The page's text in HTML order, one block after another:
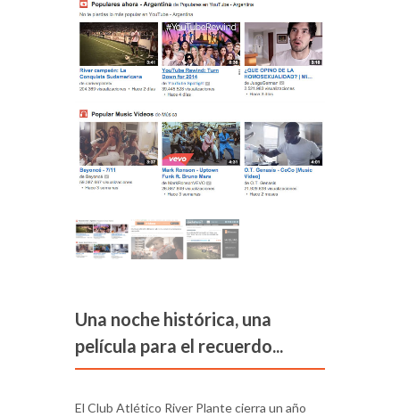
Una noche histórica, una
película para el recuerdo...
El Club Atlético River Plante cierra un año